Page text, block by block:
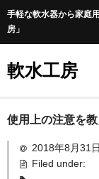
手軽な軟水器から家庭
房」
軟水工房
ホーム
商 品
使用上の注意を教
2018年8月31日
Filed under: